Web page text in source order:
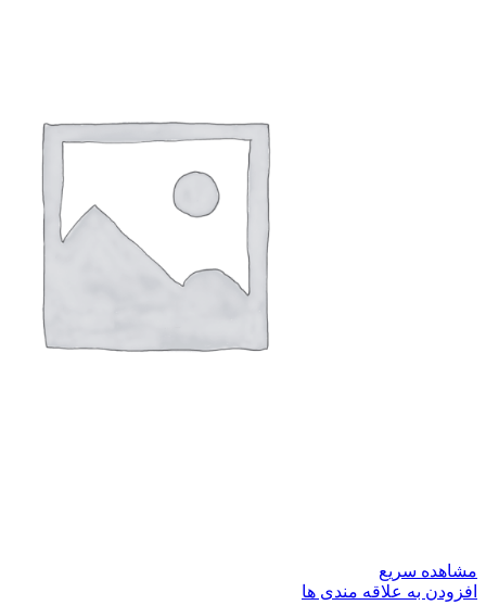
مشاهده سریع
افزودن به علاقه مندی ها